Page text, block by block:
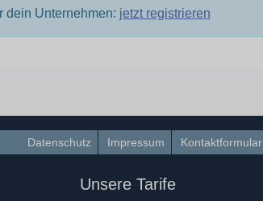
dein Unternehmen: jetzt registrieren
Datenschutz Impressum Kontaktformular
Unsere Tarife